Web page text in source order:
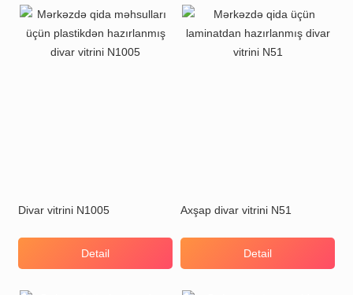
Divar vitrini N1005
Detail
Axşap divar vitrini N51
Detail